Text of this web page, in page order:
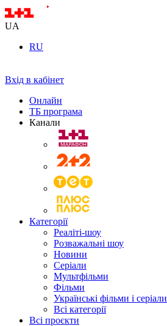
UA
RU
Вхід в кабінет
Онлайн
ТБ програма
Канали
Категорії
Реаліті-шоу
Розважальні шоу
Новини
Серіали
Мультфільми
Фільми
Українські фільми і серіали
Всі категорії
Всі проєкти